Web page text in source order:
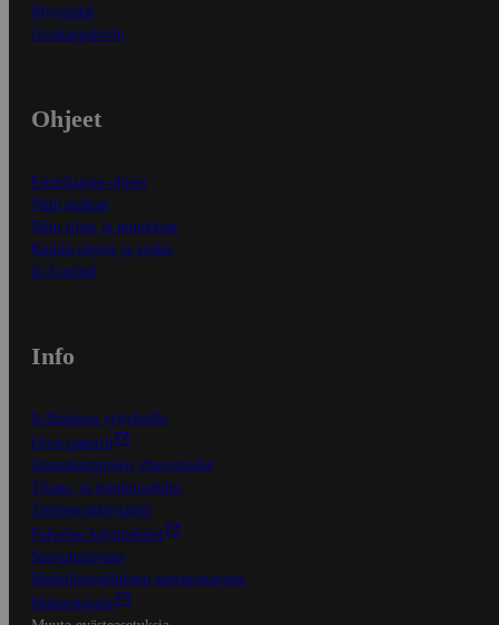
Myymälät
Asiakaspalvelu
Ohjeet
Ensitilaajan ohjeet
Näin maksat
Näin tilaat ja muokkaat
Kaikki ohjeet ja vinkit
In English
Info
S-Business yrityksille
Oiva-raportit
Osuuskauppojen yhteystiedot
Tilaus- ja toimitusehdot
Tietosuojakäytäntö
Palvelun käyttöehdot
Saavutettavuus
Mobiilisovelluksen saavutettavuus
Mainostajalle